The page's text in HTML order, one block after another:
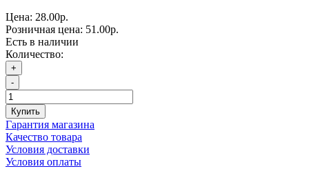
Цена: 28.00р.
Розничная цена: 51.00р.
Есть в наличии
Количество:
+
-
Купить
Гарантия магазина
Качество товара
Условия доставки
Условия оплаты